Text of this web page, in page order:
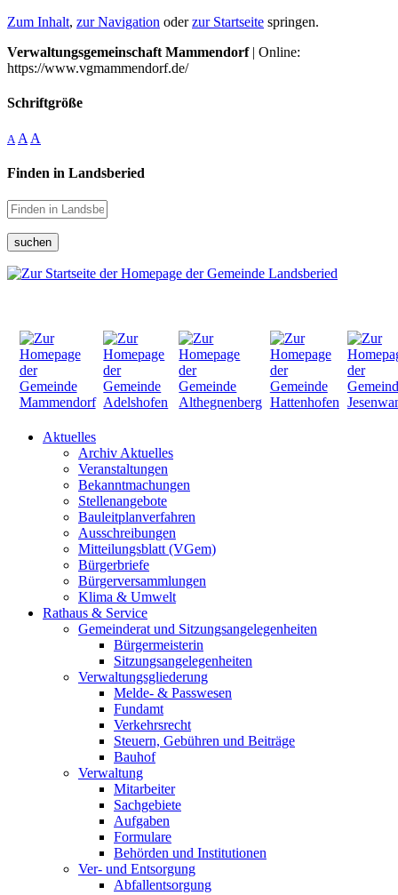
Zum Inhalt, zur Navigation oderzur Startseite springen.
Verwaltungsgemeinschaft Mammendorf| Online:
https://www.vgmammendorf.de/
Schriftgröße
A A A
Finden in Landsberied
suchen
Aktuelles
Archiv Aktuelles
Veranstaltungen
Bekanntmachungen
Stellenangebote
Bauleitplanverfahren
Ausschreibungen
Mitteilungsblatt (VGem)
Bürgerbriefe
Bürgerversammlungen
Klima & Umwelt
Rathaus & Service
Gemeinderat und Sitzungsangelegenheiten
Bürgermeisterin
Sitzungsangelegenheiten
Verwaltungsgliederung
Melde- & Passwesen
Fundamt
Verkehrsrecht
Steuern, Gebühren und Beiträge
Bauhof
Verwaltung
Mitarbeiter
Sachgebiete
Aufgaben
Formulare
Behörden und Institutionen
Ver- und Entsorgung
Abfallentsorgung